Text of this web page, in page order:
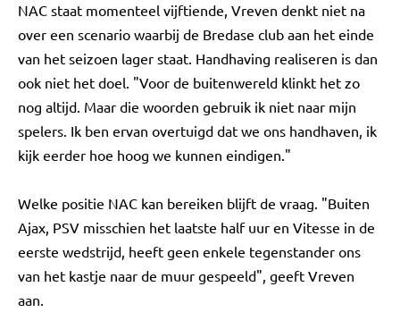
NAC staat momenteel vijftiende, Vreven denkt niet na
over een scenario waarbij de Bredase club aan het einde
van het seizoen lager staat. Handhaving realiseren is dan
ook niet het doel. "Voor de buitenwereld klinkt het zo
nog altijd. Maar die woorden gebruik ik niet naar mijn
spelers. Ik ben ervan overtuigd dat we ons handhaven, ik
kijk eerder hoe hoog we kunnen eindigen."
Welke positie NAC kan bereiken blijft de vraag. "Buiten
Ajax, PSV misschien het laatste half uur en Vitesse in de
eerste wedstrijd, heeft geen enkele tegenstander ons
van het kastje naar de muur gespeeld", geeft Vreven
aan.